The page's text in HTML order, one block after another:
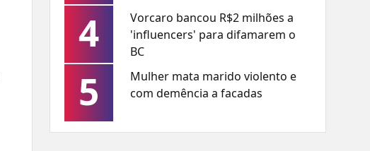
4
Vorcaro bancou R$2 milhões a
'influencers' para difamarem o
BC
5
Mulher mata marido violento e
com demência a facadas